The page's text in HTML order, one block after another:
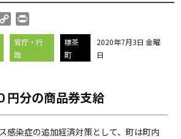
o
p
y
n
k
r
i
n
官庁・行
政
標茶
町
2020年7月3日 金曜
日
円分の商品券支給
感染症の追加経済対策として、町は町内